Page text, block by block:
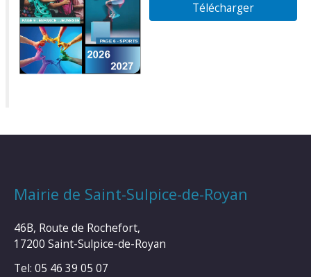
Télécharger
Mairie de Saint-Sulpice-de-Royan
46B, Route de Rochefort,
17200 Saint-Sulpice-de-Royan
Tel: 05 46 39 05 07